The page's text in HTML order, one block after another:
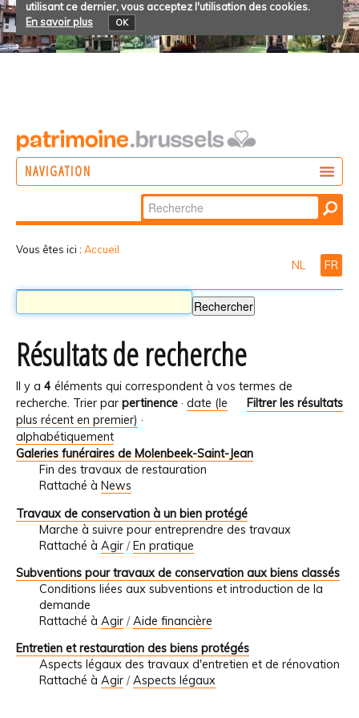
utilisant ce dernier, vous acceptez l'utilisation des cookies.
En savoir plus
OK
NAVIGATION
Chercher par
Recherche
Vous êtes ici : Accueil
NL FR
Résultats de recherche
Il y a 4 éléments qui correspondent à vos termes de
recherche.
Filtrer les résultats
Trier par pertinence · date (le
plus récent en premier) ·
alphabétiquement
Galeries funéraires de Molenbeek-Saint-Jean
Fin des travaux de restauration
Rattaché à News
Travaux de conservation à un bien protégé
Marche à suivre pour entreprendre des travaux
Rattaché à Agir /En pratique
Subventions pour travaux de conservation aux biens classés
Conditions liées aux subventions et introduction de la
demande
Rattaché à Agir /Aide financière
Entretien et restauration des biens protégés
Aspects légaux des travaux d'entretien et de rénovation
Rattaché à Agir /Aspects légaux